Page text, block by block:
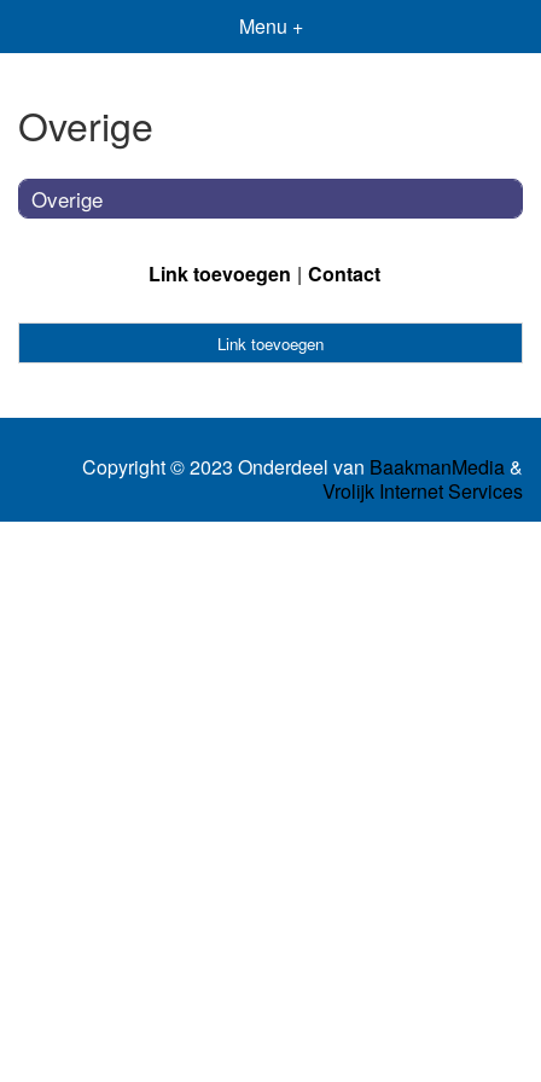
Menu +
Overige
Overige
Link toevoegen Contact
Link toevoegen
Copyright © 2023 Onderdeel van BaakmanMedia&
Vrolijk Internet Services